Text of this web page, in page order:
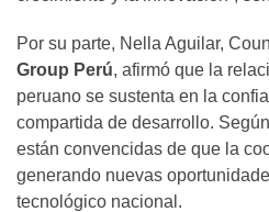
Por su parte, Nella Aguilar,
Group Perú, afirmó que la
peruano se sustenta en la
compartida de desarrollo.
están convencidas de que la
generando nuevas
tecnológico nacional.